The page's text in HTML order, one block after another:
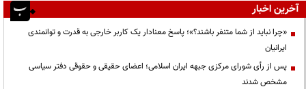
آخرین اخبار
«چرا نباید از شما متنفر باشند؟»؛ پاسخ معنادار یک کاربر خارجی به قدرت و توانمندی
ایرانیان
پس از رأی شورای مرکزی جبهه ایران اسلامی؛ اعضای حقیقی و حقوقی دفتر سیاسی
مشخص شدند